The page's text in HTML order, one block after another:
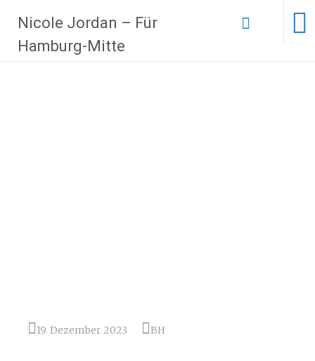
Inhalt
springen
Nicole Jordan – Für
Hamburg-Mitte
19. Dezember 2023 BH